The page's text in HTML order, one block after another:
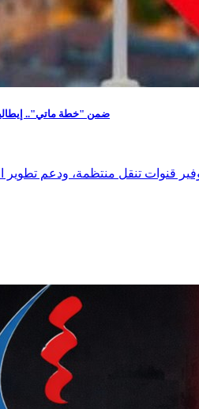
ضمن "خطة ماتي"..